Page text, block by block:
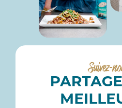
Suivez-